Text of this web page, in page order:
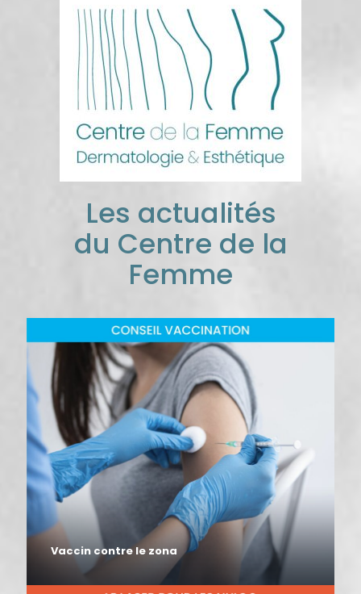
Les actualités
du Centre de la
Femme
Vaccin contre le zona